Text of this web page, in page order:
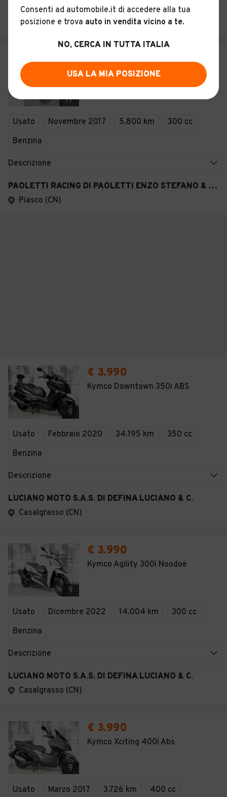
LUCIANO MOTO S.A.S. DI DEFINA LUCIANO & C.
Casalgrasso (CN)
17
€ 3.800
QUAD 300 SPORTIVO KYMCO
MAXXER
Usato Novembre 2017 5.800 km
300 cc
Benzina
Descrizione
PAOLETTI RACING DI PAOLETTI ENZO STEFANO & C. S.A.
Piasco (CN)
9
€ 3.990
Kymco Downtown 350i ABS
Usato Febbraio 2020 34.195 km
350 cc
Benzina
Descrizione
LUCIANO MOTO S.A.S. DI DEFINA LUCIANO & C.
Casalgrasso (CN)
9
€ 3.990
Kymco Agility 300i Noodoe
Usato Dicembre 2022 14.004 km
300 cc
Benzina
Descrizione
LUCIANO MOTO S.A.S. DI DEFINA LUCIANO & C.
Casalgrasso (CN)
9
€ 3.990
Kymco Xciting 400i Abs
Usato Marzo 2017 3.726 km 400 cc
Consenti ad automobile.it di accedere alla tua
posizione e trova auto in vendita vicino a te.
NO, CERCA IN TUTTA ITALIA
USA LA MIA POSIZIONE